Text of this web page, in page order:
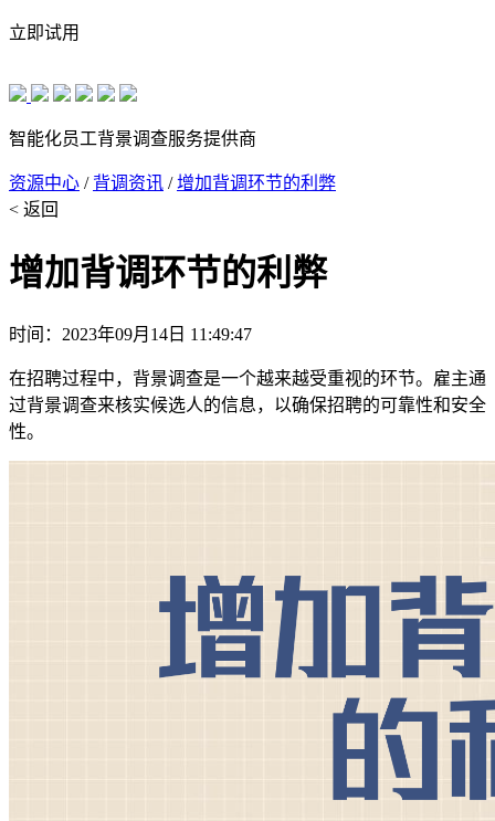
立即试用
智能化员工背景调查服务提供商
资源中心 / 背调资讯 /增加背调环节的利弊
< 返回
增加背调环节的利弊
时间：2023年09月14日 11:49:47
在招聘过程中，背景调查是一个越来越受重视的环节。雇主通
过背景调查来核实候选人的信息，以确保招聘的可靠性和安全
性。